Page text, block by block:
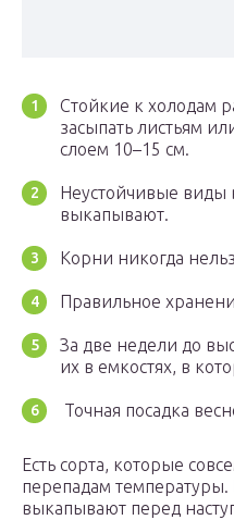
Стойкие к холодам
засыпать листьям
слоем 10–15 см.
Неустойчивые виды
выкапывают.
Корни никогда
Правильное
За две недели до
их в емкостях, в
Точная посадка
Есть сорта, которые
перепадам температуры.
выкапывают перед